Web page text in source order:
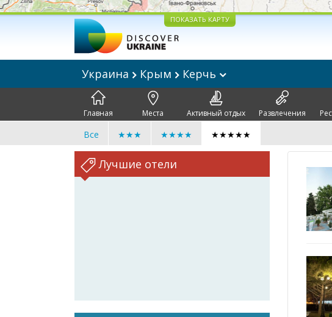
ПОКАЗАТЬ КАРТУ
Украина Крым Керчь
Главная Места Активный отдых Развлечения
Все ★★★ ★★★★ ★★★★★
Лучшие отели